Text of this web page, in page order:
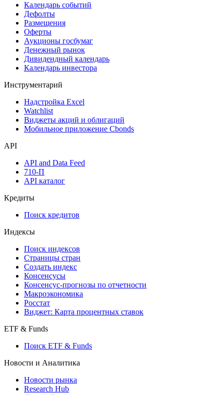
Календарь событий
Дефолты
Размещения
Оферты
Аукционы госбумаг
Денежный рынок
Дивидендный календарь
Календарь инвестора
Инструментарий
Надстройка Excel
Watchlist
Виджеты акций и облигаций
Мобильное приложение Cbonds
API
API and Data Feed
710-П
API каталог
Кредиты
Поиск кредитов
Индексы
Поиск индексов
Страницы стран
Создать индекс
Консенсусы
Консенсус-прогнозы по отчетности
Макроэкономика
Росстат
Виджет: Карта процентных ставок
ETF & Funds
Поиск ETF & Funds
Новости и Аналитика
Новости рынка
Research Hub